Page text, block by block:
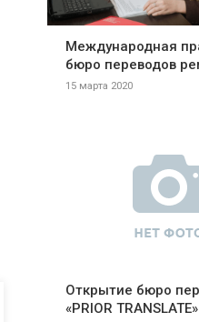
Международная
бюро переводов
15 марта 2020
Открытие бюро
«PRIOR